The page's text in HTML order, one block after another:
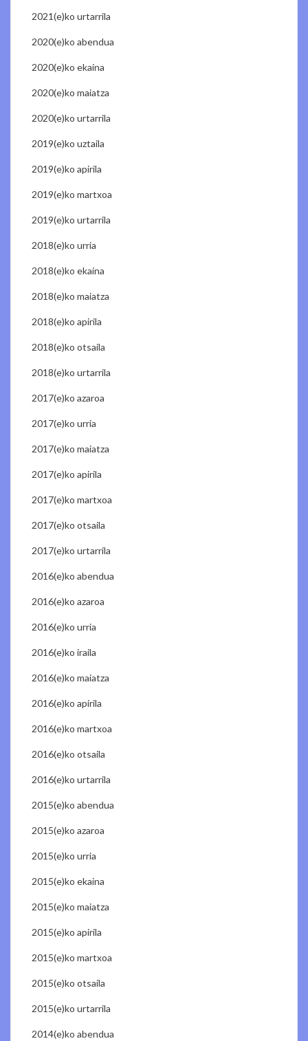
2021(e)ko urtarrila
2020(e)ko abendua
2020(e)ko ekaina
2020(e)ko maiatza
2020(e)ko urtarrila
2019(e)ko uztaila
2019(e)ko apirila
2019(e)ko martxoa
2019(e)ko urtarrila
2018(e)ko urria
2018(e)ko ekaina
2018(e)ko maiatza
2018(e)ko apirila
2018(e)ko otsaila
2018(e)ko urtarrila
2017(e)ko azaroa
2017(e)ko urria
2017(e)ko maiatza
2017(e)ko apirila
2017(e)ko martxoa
2017(e)ko otsaila
2017(e)ko urtarrila
2016(e)ko abendua
2016(e)ko azaroa
2016(e)ko urria
2016(e)ko iraila
2016(e)ko maiatza
2016(e)ko apirila
2016(e)ko martxoa
2016(e)ko otsaila
2016(e)ko urtarrila
2015(e)ko abendua
2015(e)ko azaroa
2015(e)ko urria
2015(e)ko ekaina
2015(e)ko maiatza
2015(e)ko apirila
2015(e)ko martxoa
2015(e)ko otsaila
2015(e)ko urtarrila
2014(e)ko abendua